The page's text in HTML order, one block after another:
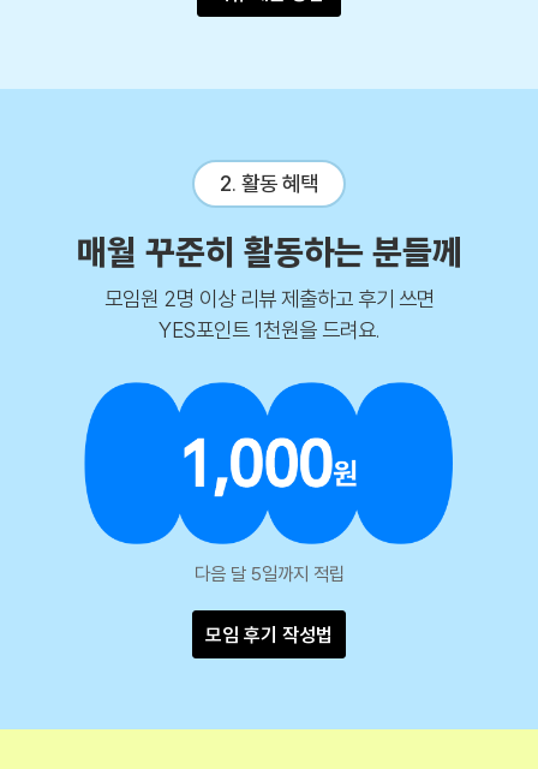
2. 활동 혜택
매월 꾸준히 활동하는 분들께
모임원 2명 이상 리뷰 제출하고 후기 쓰면
YES포인트 1천원을 드려요.
다음 달 5일까지 적립
모임 후기 작성법